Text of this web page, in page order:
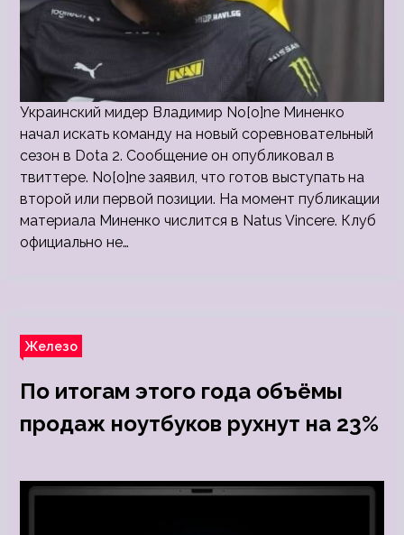
Украинский мидер Владимир No[o]ne Миненко
начал искать команду на новый соревновательный
сезон в Dota 2. Сообщение он опубликовал в
твиттере. No[o]ne заявил, что готов выступать на
второй или первой позиции. На момент публикации
материала Миненко числится в Natus Vincere. Клуб
официально не…
Железо
По итогам этого года объёмы
продаж ноутбуков рухнут на 23%